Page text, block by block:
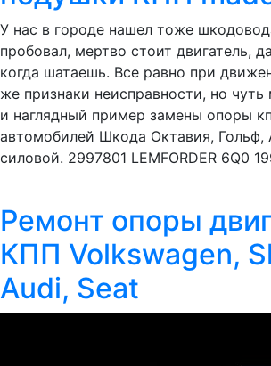
У нас в городе нашел тоже
пробовал, мертво стоит двигатель,
когда шатаешь. Все равно при
же признаки неисправности, но
и наглядный пример замены опоры
автомобилей Шкода Октавия, Гольф,
силовой. 2997801 LEMFORDER 6Q0
Ремонт опоры
КПП Volkswagen,
Audi, Seat